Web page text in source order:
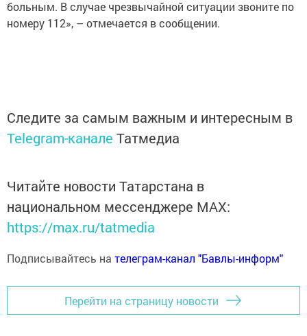
больным. В случае чрезвычайной ситуации звоните по
номеру 112», – отмечается в сообщении.
Следите за самым важным и интересным в
Telegram-канале Татмедиа
Читайте новости Татарстана в
национальном мессенджере MАХ:
https://max.ru/tatmedia
Подписывайтесь на телеграм-канал "Бавлы-информ"
Перейти на страницу новости